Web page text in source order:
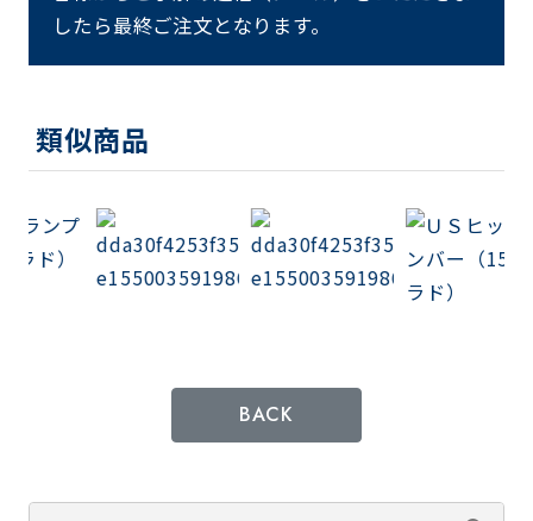
したら最終ご注文となります。
類似商品
BACK